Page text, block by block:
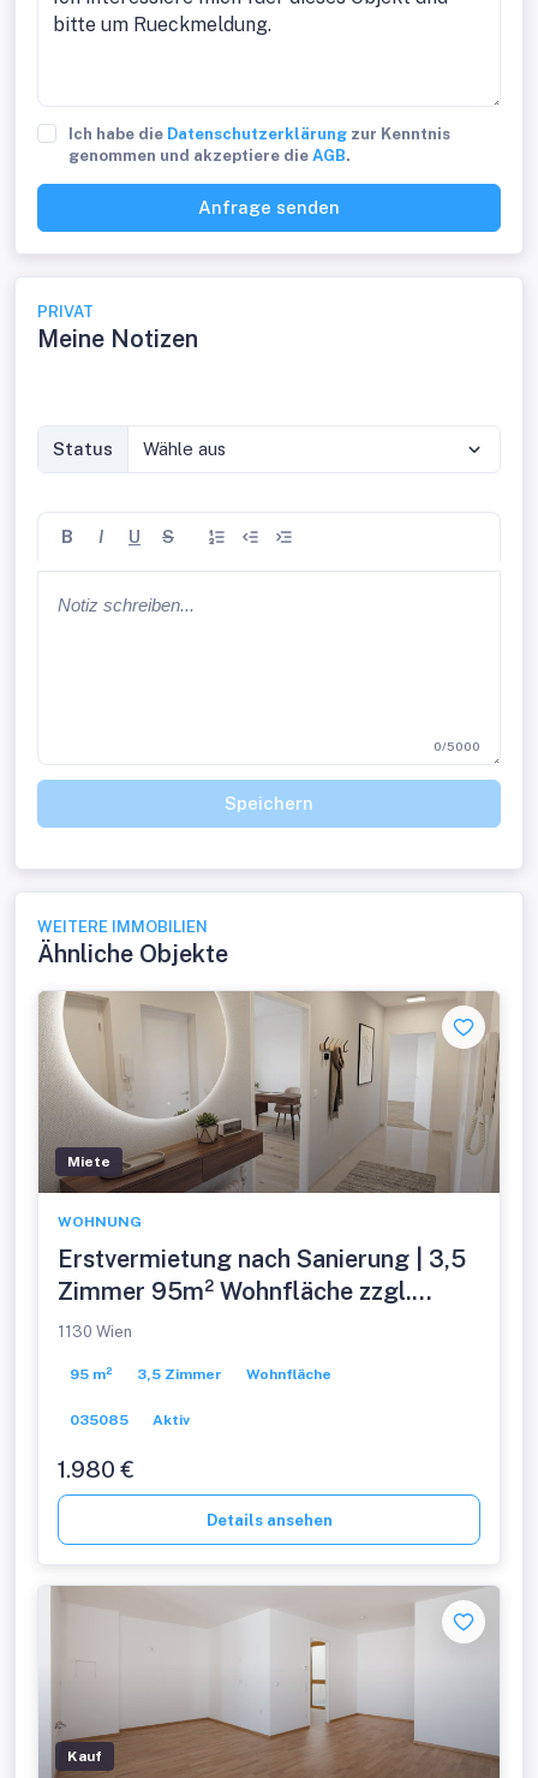
Ich habe die Datenschutzerklärung zur Kenntnis
genommen und akzeptiere die AGB.
Anfrage senden
PRIVAT
Meine Notizen
Status Wähle aus
B I U S
0/5000
Speichern
WEITERE IMMOBILIEN
Ähnliche Objekte
Miete
WOHNUNG
Erstvermietung nach Sanierung | 3,5
Zimmer 95m² Wohnfläche zzgl.
Balkon & KFZ Abstellplatz
1130 Wien
95 m² 3,5 Zimmer Wohnfläche
035085 Aktiv
1.980 €
Details ansehen
Kauf